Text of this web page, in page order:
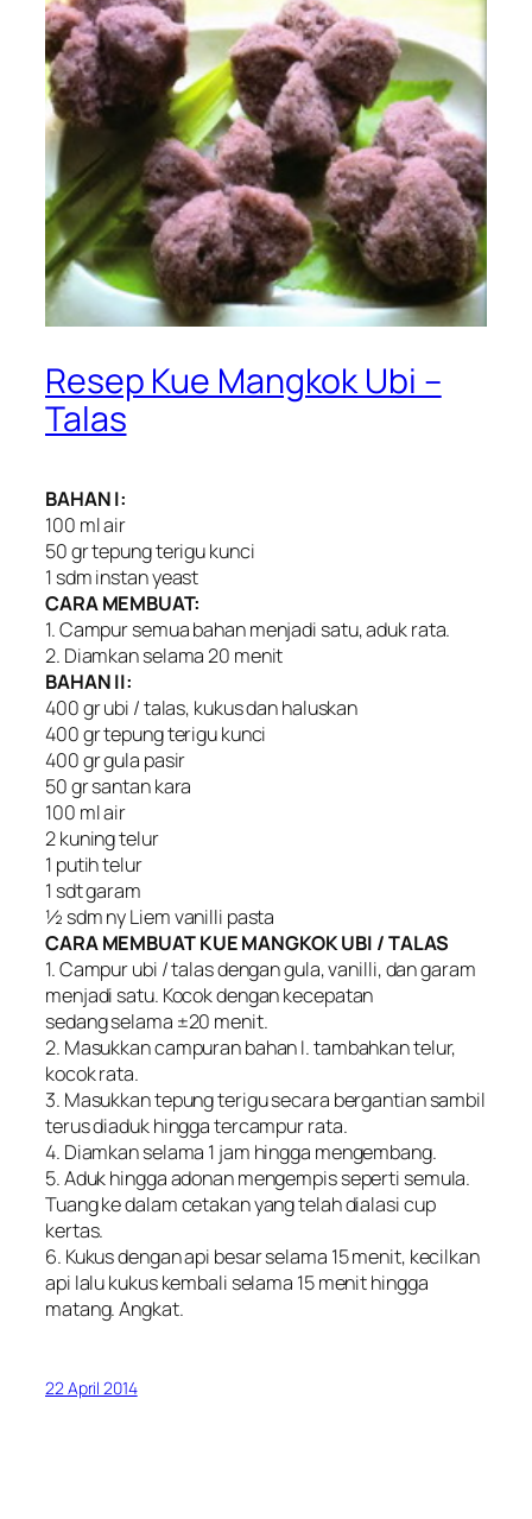
Resep Kue Mangkok Ubi –
Talas
BAHAN I:
100 ml air
50 gr tepung terigu kunci
1 sdm instan yeast
CARA MEMBUAT:
1. Campur semua bahan menjadi satu, aduk rata.
2. Diamkan selama 20 menit
BAHAN II:
400 gr ubi / talas, kukus dan haluskan
400 gr tepung terigu kunci
400 gr gula pasir
50 gr santan kara
100 ml air
2 kuning telur
1 putih telur
1 sdt garam
½ sdm ny Liem vanilli pasta
CARA MEMBUAT KUE MANGKOK UBI / TALAS
1. Campur ubi / talas dengan gula, vanilli, dan garam
menjadi satu. Kocok dengan kecepatan
sedang selama ±20 menit.
2. Masukkan campuran bahan I. tambahkan telur,
kocok rata.
3. Masukkan tepung terigu secara bergantian sambil
terus diaduk hingga tercampur rata.
4. Diamkan selama 1 jam hingga mengembang.
5. Aduk hingga adonan mengempis seperti semula.
Tuang ke dalam cetakan yang telah dialasi cup
kertas.
6. Kukus dengan api besar selama 15 menit, kecilkan
api lalu kukus kembali selama 15 menit hingga
matang. Angkat.
22 April 2014